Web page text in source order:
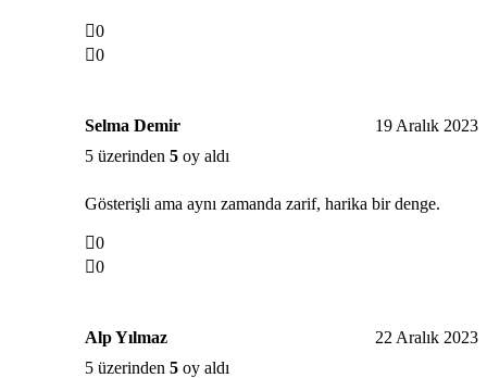
0
0
Selma Demir
19 Aralık 2023
5 üzerinden 5 oy aldı
Gösterişli ama aynı zamanda zarif, harika bir denge.
0
0
Alp Yılmaz
22 Aralık 2023
5 üzerinden 5 oy aldı